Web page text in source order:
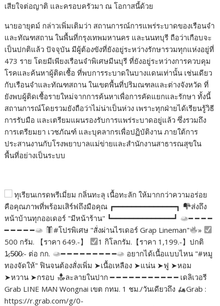
เสียใจต่อญาติ และครอบครัวมา ณ โอกาสนี้ด้วย
นายอายุตม์ กล่าวเพิ่มเติมว่า สถานการณ์การแพร่ระบาดของเรือนจำ
และทัณฑสถาน ในพื้นที่กรุงเทพมหานคร และนนทบุรี ถือว่าเกือบจะ
เป็นปกติแล้ว ปัจจุบัน มีผู้ต้องขังที่ยังอยู่ระหว่างรักษารวมทุกแห่งอยู่ที่
473 ราย โดยมีเพียงเรือนจำพิเศษมีนบุรี ที่ยังอยู่ระหว่างการควบคุม
โรคและค้นหาผู้ติดเชื้อ ที่พบการระบาดในบางแดนเท่านั้น เช่นเดียว
กับเรือนจำและทัณฑสถาน ในเขตพื้นที่ปริมณฑลและต่างจังหวัด ที่
ยังพบผู้ติดเชื้อรายใหม่จากการค้นหาเพื่อการคัดแยกและรักษา ทั้งนี้
สถานการณ์โดยรวมยังถือว่าไม่น่าเป็นห่วง เพราะทุกฝ่ายได้เรียนรู้วิธี
การรับมือ และเตรียมแผนรองรับการแพร่ระบาดอยู่แล้ว ซึ่งรวมถึง
การเตรียมยา เวชภัณฑ์ และบุคลากรเพื่อปฏิบัติงาน ภายใต้การ
ประสานงานกับโรงพยาบาลแม่ข่ายและสำนักงานสาธารณสุขใน
พื้นที่อย่างเป็นระบบ
ทุเรียนเกรดพรีเมี่ยม กลิ่นทะลุ เนื้อทะลัก ให้มากกว่าความอร่อย
คือคุณภาพที่พร้อมเสิร์ฟถึงมือคุณ ┏━━━━━━━━━━━━━━┓
ส่งถึง
หน้าบ้านทุกออเดอร์ "มีหน้าร้าน" ┗━━━━━━━━━━━━━━┛
━ ━ ━ ━
━ ━ ━ ━ ━
#โปรพิเศษ "สั่งผ่านไรเดอร์ Grap Lineman"
»
500 กรัม. 【ราคา 649.-】
1 กิโลกรัม.【ราคา 1,199.-】ปกติ
1̷,5̷0̷0̷.- ต่อ กก.
━ ━ ━ ━ ━ ━ ━ ━ ━
อยากได้เนื้อแบบไหน "#หมู
ทองจัดให้" ฟินจนต้องสั่งเพิ่ม ➤เนื้อเหลือง ➤แน่น ➤ฟู ➤หอม
➤หวาน ➤กรอบ
ละลายในปาก ━ ━ ━ ━ ━ ━ ━ ━ ━ ━ ━ เดลิเวอรี
Grab LINE MAN Wongnai เขต กทม. 1 ชม./วันเดียวถึง
Grab :
https://r.grab.com/g/0-